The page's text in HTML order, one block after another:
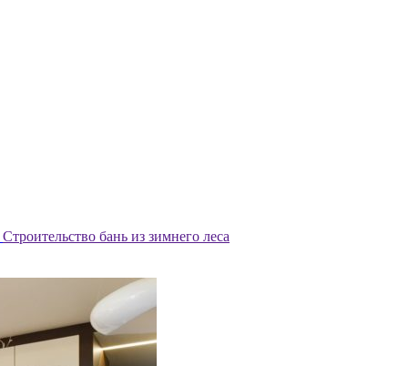
Строительство бань из зимнего леса